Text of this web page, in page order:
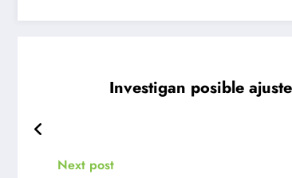
Investigan posible
Next post